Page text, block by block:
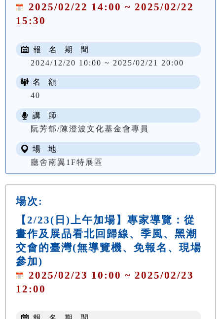
2025/02/22 14:00 ~ 2025/02/22
15:30
報 名 期 間
2024/12/20 10:00 ~ 2025/02/21 20:00
名 額
40
講 師
阮芳郁/陳澄波文化基金會專員
場 地
廳舍南翼1F特展區
場次:
【2/23(日)上午加場】專家導覽：從
畫作及展品看北回歸線、季風、黑潮
交會的臺灣(無導覽機、免報名、現場
參加)
2025/02/23 10:00 ~ 2025/02/23
12:00